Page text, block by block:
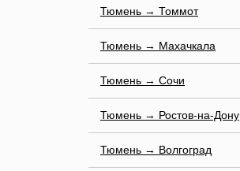
Тюмень → Томмот
Тюмень → Махачкала
Тюмень → Сочи
Тюмень → Ростов-на-Дону
Тюмень → Волгоград